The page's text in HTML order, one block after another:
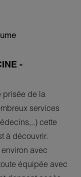
-
prisée de la
services
cette
à découvrir.
avec
équipée avec